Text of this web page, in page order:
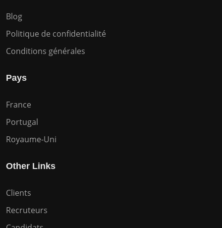
Blog
Politique de confidentialité
Conditions générales
Pays
France
Portugal
Royaume-Uni
Other Links
Clients
Recruteurs